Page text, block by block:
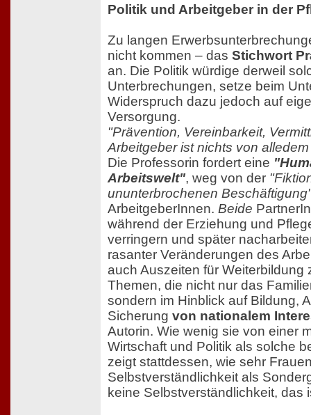
Politik und Arbeitgeber in der
Zu langen
nicht kommen – das Stichwort
an. Die Politik würdige derweil
Unterbrechungen, setze beim
Widerspruch dazu jedoch auf
Versorgung.
"Prävention, Vereinbarkeit,
Arbeitgeber ist nichts von
Die Professorin fordert eine
Arbeitswelt", weg von der
ununterbrochenen
ArbeitgeberInnen. Beide
während der Erziehung und
verringern und später
rasanter Veränderungen des
auch Auszeiten für Weiterbildung
Themen, die nicht nur das
sondern im Hinblick auf Bildung,
Sicherung von nationalem
Autorin. Wie wenig sie von einer
Wirtschaft und Politik als solche
zeigt stattdessen, wie sehr
Selbstverständlichkeit als
keine Selbstverständlichkeit, das